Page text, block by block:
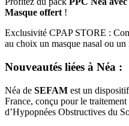
Masque offert!
Exclusivité CPAP STORE :
au choix un masque nasal ou un
Nouveautés liées à Néa :
Néa de SEFAM est un
France, conçu pour le
d’Hypopnées Obstructives du